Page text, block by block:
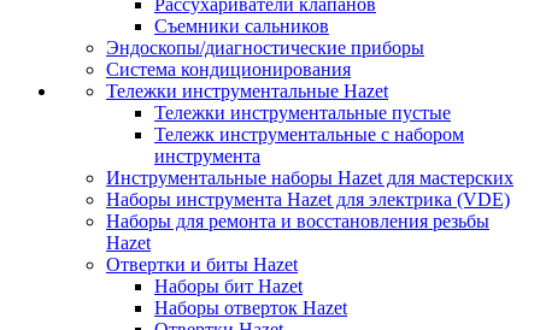
Рассухариватели клапанов
Съемники сальников
Эндоскопы/диагностические приборы
Система кондиционирования
Тележки инструментальные Hazet
Тележки инструментальные пустые
Тележк инструментальные с набором
инструмента
Инструментальные наборы Hazet для мастерских
Наборы инструмента Hazet для электрика (VDE)
Наборы для ремонта и восстановления резьбы
Hazet
Отвертки и биты Hazet
Наборы бит Hazet
Наборы отверток Hazet